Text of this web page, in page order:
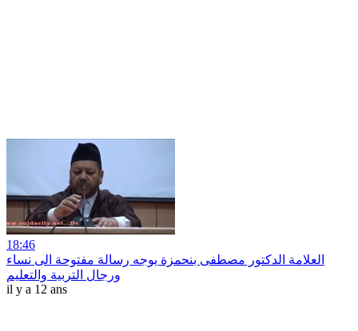
18:46
العلامة الدكتور مصطفى بنحمزة يوجه رسالة مفتوحة الى نساء
ورجال التربية والتعليم
il y a 12 ans